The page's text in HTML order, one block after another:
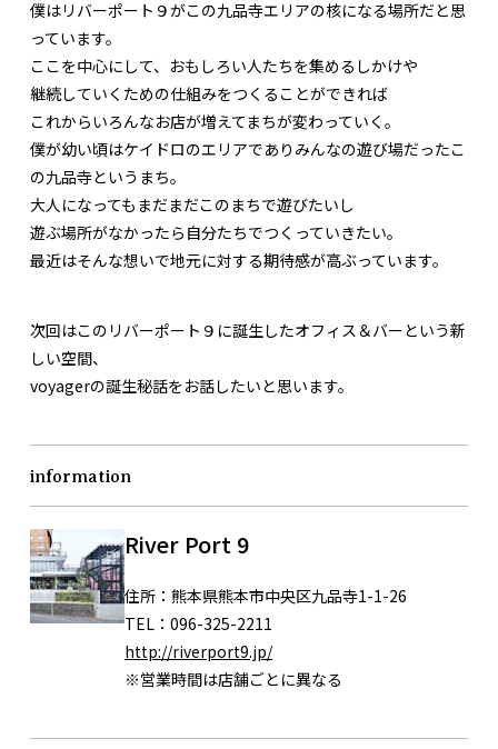
僕はリバーポート９がこの九品寺エリアの核になる場所だと思
っています。
ここを中心にして、おもしろい人たちを集めるしかけや
継続していくための仕組みをつくることができれば
これからいろんなお店が増えてまちが変わっていく。
僕が幼い頃はケイドロのエリアでありみんなの遊び場だったこ
の九品寺というまち。
大人になってもまだまだこのまちで遊びたいし
遊ぶ場所がなかったら自分たちでつくっていきたい。
最近はそんな想いで地元に対する期待感が高ぶっています。
次回はこのリバーポート９に誕生したオフィス＆バーという新
しい空間、
voyagerの誕生秘話をお話したいと思います。
information
River Port 9
住所： 熊本県熊本市中央区九品寺1-1-26
TEL： 096-325-2211
http://riverport9.jp/
※営業時間は店舗ごとに異なる